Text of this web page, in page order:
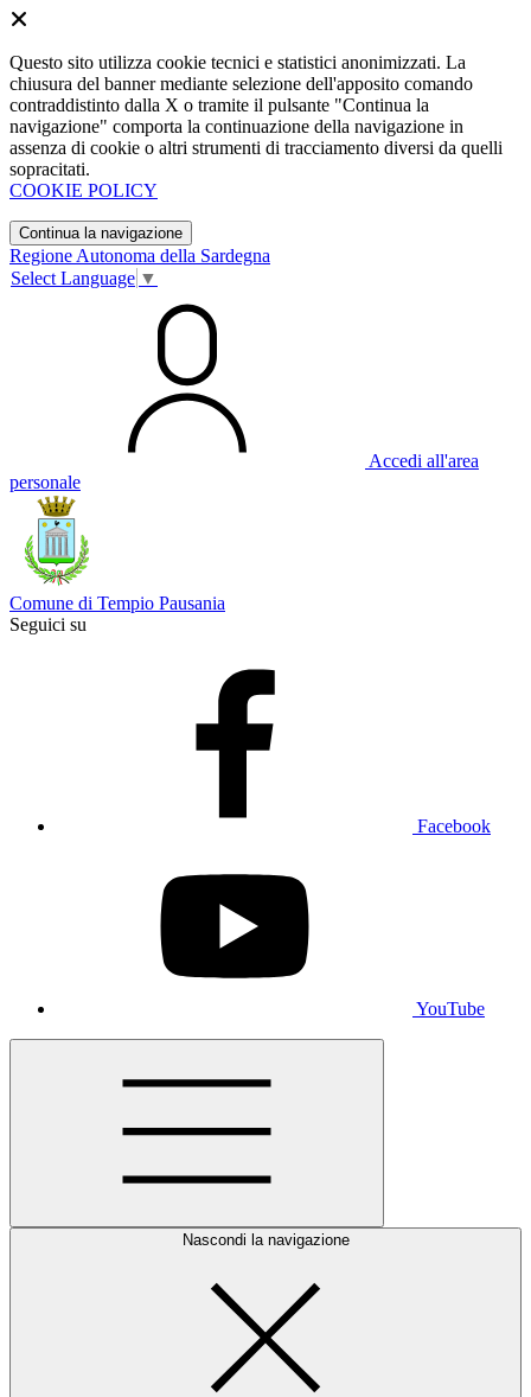
Questo sito utilizza cookie tecnici e statistici anonimizzati. La
chiusura del banner mediante selezione dell'apposito comando
contraddistinto dalla X o tramite il pulsante "Continua la
navigazione" comporta la continuazione della navigazione in
assenza di cookie o altri strumenti di tracciamento diversi da quelli
sopracitati.
COOKIE POLICY
Continua la navigazione
Regione Autonoma della Sardegna
Select Language ▼
Accedi all'area
personale
Comune di Tempio Pausania
Seguici su
Facebook
YouTube
Nascondi la navigazione